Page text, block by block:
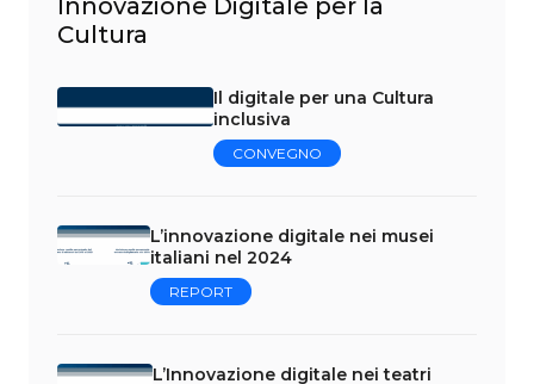
Cultura
Il digitale per una Cultura
inclusiva
CONVEGNO
L’innovazione digitale nei musei
italiani nel 2024
REPORT
L’Innovazione digitale nei teatri